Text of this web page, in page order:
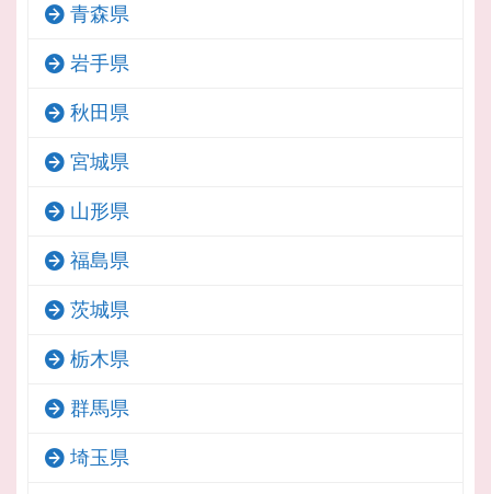
青森県
岩手県
秋田県
宮城県
山形県
福島県
茨城県
栃木県
群馬県
埼玉県